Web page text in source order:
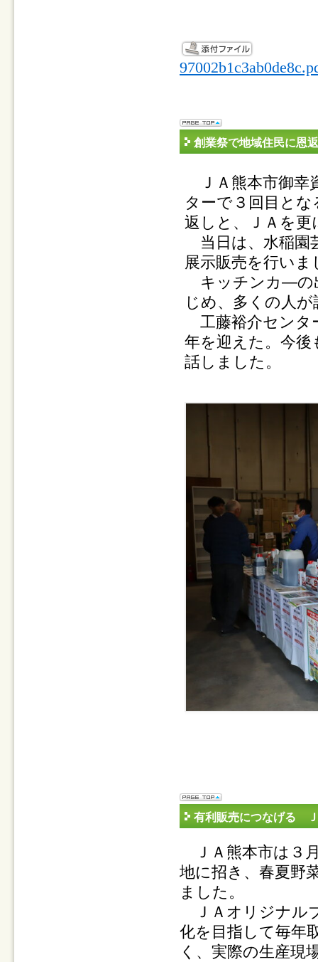
創業祭で地域住民に恩
ＪＡ熊本市御幸
ターで３回目と
返しと、ＪＡを
当日は、水稲園
展示販売を行いま
キッチンカ―の
じめ、多くの人
工藤裕介センタ
年を迎えた。今
話しました。
有利販売につなげる
ＪＡ熊本市は３
地に招き、春夏野
ました。
ＪＡオリジナル
化を目指して毎年
く、実際の生産現